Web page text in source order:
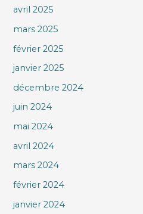
avril 2025
mars 2025
février 2025
janvier 2025
décembre 2024
juin 2024
mai 2024
avril 2024
mars 2024
février 2024
janvier 2024